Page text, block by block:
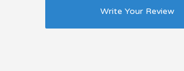
Write Your Review